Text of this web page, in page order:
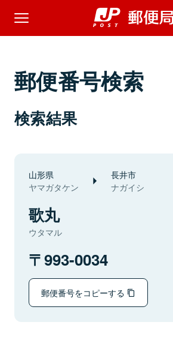
郵便番号検索
検索結果
山形県
ヤマガタケン
長井市
ナガイシ
歌丸
ウタマル
993-0034
郵便番号をコピーする